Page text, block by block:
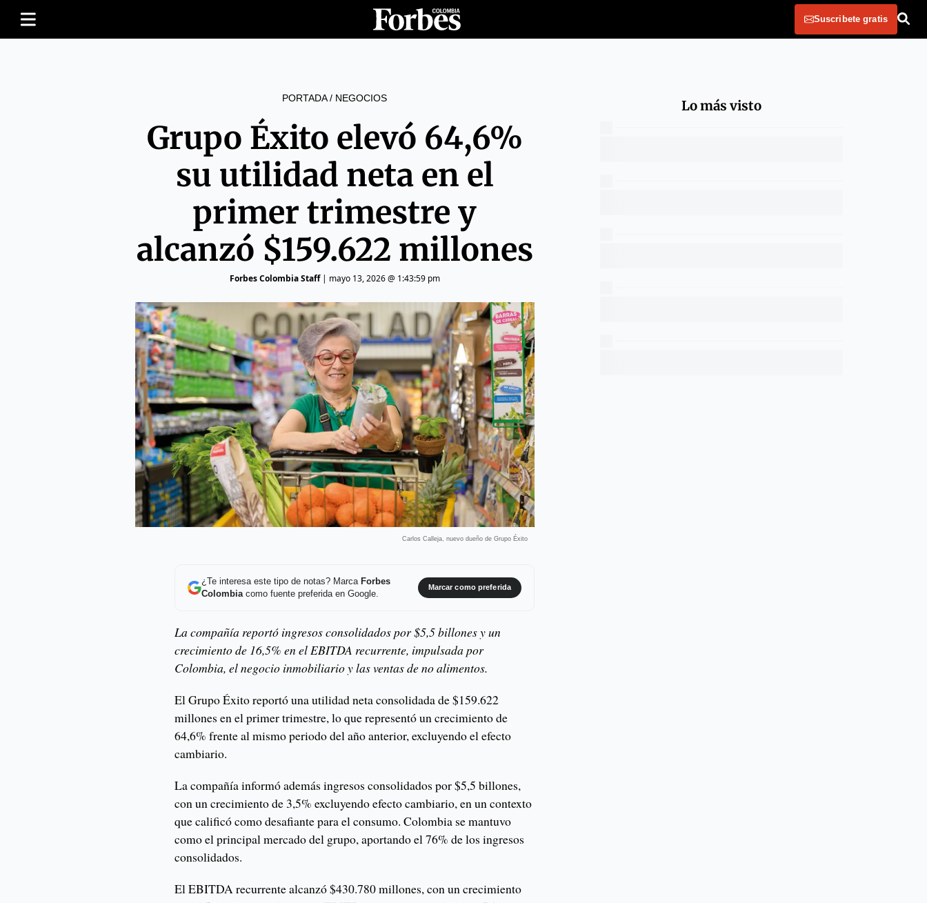
Suscribete gratis
PORTADA/ NEGOCIOS
Grupo Éxito elevó 64,6%
su utilidad neta en el
primer trimestre y
alcanzó $159.622 millones
Forbes Colombia Staff| mayo 13, 2026 @ 1:43:59 pm
Carlos Calleja, nuevo dueño de Grupo Éxito
¿Te interesa este tipo de notas? Marca Forbes
Colombiacomo fuente preferida en Google.
Marcar como preferida
La compañía reportó ingresos consolidados por $5,5 billones y un
crecimiento de 16,5% en el EBITDA recurrente, impulsada por
Colombia, el negocio inmobiliario y las ventas de no alimentos.
El Grupo Éxito reportó una utilidad neta consolidada de $159.622
millones en el primer trimestre, lo que representó un crecimiento de
64,6% frente al mismo periodo del año anterior, excluyendo el efecto
cambiario.
La compañía informó además ingresos consolidados por $5,5 billones,
con un crecimiento de 3,5% excluyendo efecto cambiario, en un contexto
que calificó como desafiante para el consumo. Colombia se mantuvo
como el principal mercado del grupo, aportando el 76% de los ingresos
consolidados.
El EBITDA recurrente alcanzó $430.780 millones, con un crecimiento
Lo más visto